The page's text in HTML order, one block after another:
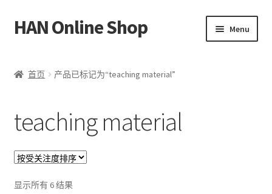
Skip
to
Skip
to
HAN Online Shop Menu
我的账户
中文
Bahasa Melayu
首页 产品已标记为“teaching material”
teaching material
显示所有 6 结果按